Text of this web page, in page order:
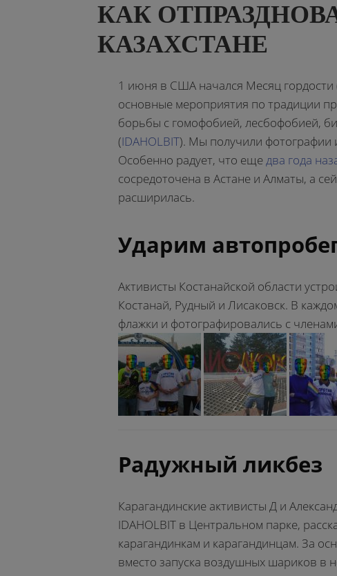
КАК
КАЗАХСТАНЕ
1 июня в США начался Месяц гордости
основные мероприятия по традиции
борьбы с гомофобией, лесбофобией,
(IDAHOLBIT). Мы получили фотографии
Особенно радует, что ещедва года
сосредоточена в Астане и Алматы, а
расширилась.
Ударим
Активисты Костанайской области
Костанай, Рудный и Лисаковск. В
флажки и фотографировались с
Радужный ликбез
Карагандинские активисты Д и
IDAHOLBIT в Центральном парке,
карагандинкам и карагандинцам. За
вместо запуска воздушных шариков в